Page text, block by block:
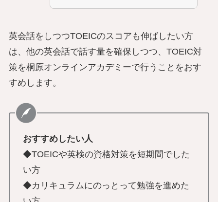
英会話をしつつTOEICのスコアも伸ばしたい方
は、他の英会話で話す量を確保しつつ、TOEIC対
策を桐原オンラインアカデミーで行うことをおす
すめします。
おすすめしたい人
◆TOEICや英検の資格対策を短期間でした
い方
◆カリキュラムにのっとって勉強を進めた